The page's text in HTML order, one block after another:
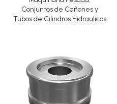
Conjuntos de Cañones y
Tubos de Cilindros Hidraulicos